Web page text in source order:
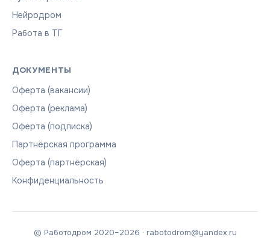
Нейродром
Работа в ТГ
ДОКУМЕНТЫ
Оферта (вакансии)
Оферта (реклама)
Оферта (подписка)
Партнёрская программа
Оферта (партнёрская)
Конфиденциальность
© Работодром 2020–2026 · rabotodrom@yandex.ru